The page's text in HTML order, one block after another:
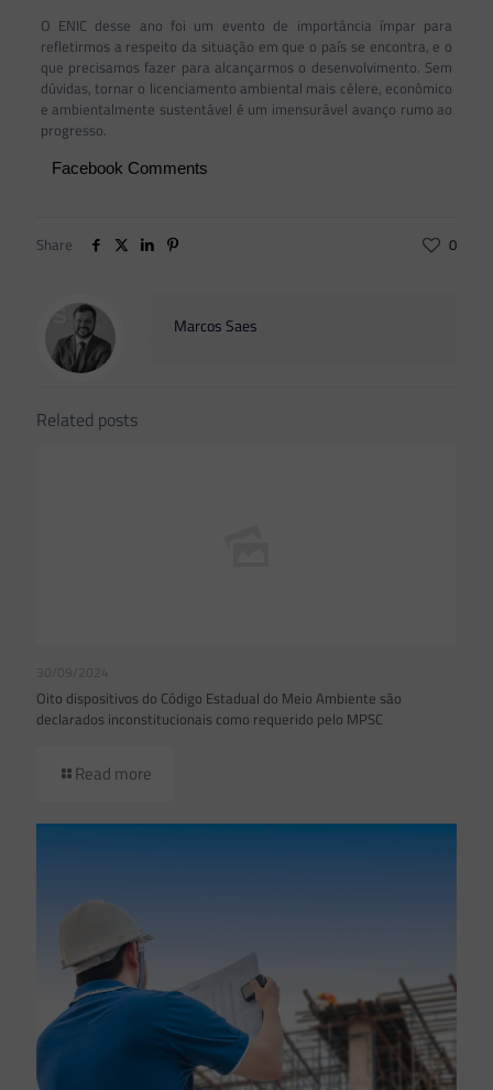
O ENIC desse ano foi um evento de importância ímpar para
refletirmos a respeito da situação em que o país se encontra, e o
que precisamos fazer para alcançarmos o desenvolvimento. Sem
dúvidas, tornar o licenciamento ambiental mais célere, econômico
e ambientalmente sustentável é um imensurável avanço rumo ao
progresso.
Facebook Comments
Share 0
Marcos Saes
Related posts
30/09/2024
Oito dispositivos do Código Estadual do Meio Ambiente são
declarados inconstitucionais como requerido pelo MPSC
Read more